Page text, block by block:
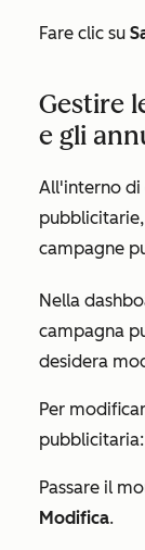
Fare clic su
Gestire
e gli
All'interno di
campagne
Nella
campagna
desidera
Per
pubblicitaria:
Passare il
Modifica.